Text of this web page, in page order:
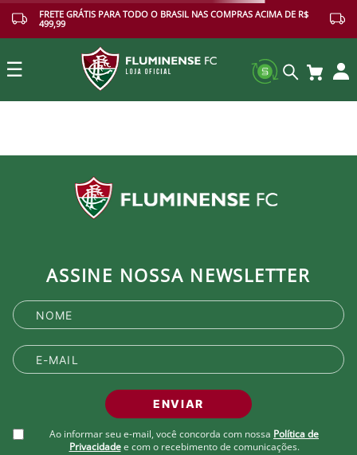
FRETE GRÁTIS PARA TODO O BRASIL NAS COMPRAS ACIMA DE R$
499,99
☰
ASSINE NOSSA NEWSLETTER
ENVIAR
Ao informar seu e-mail, você concorda com nossa Política de
Privacidade e com o recebimento de comunicações.